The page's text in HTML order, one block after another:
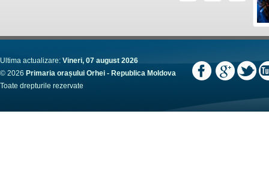
Ultima actualizare: Vineri, 07 august 2026
© 2026 Primaria orașului Orhei - Republica Moldova
Toate drepturile rezervate